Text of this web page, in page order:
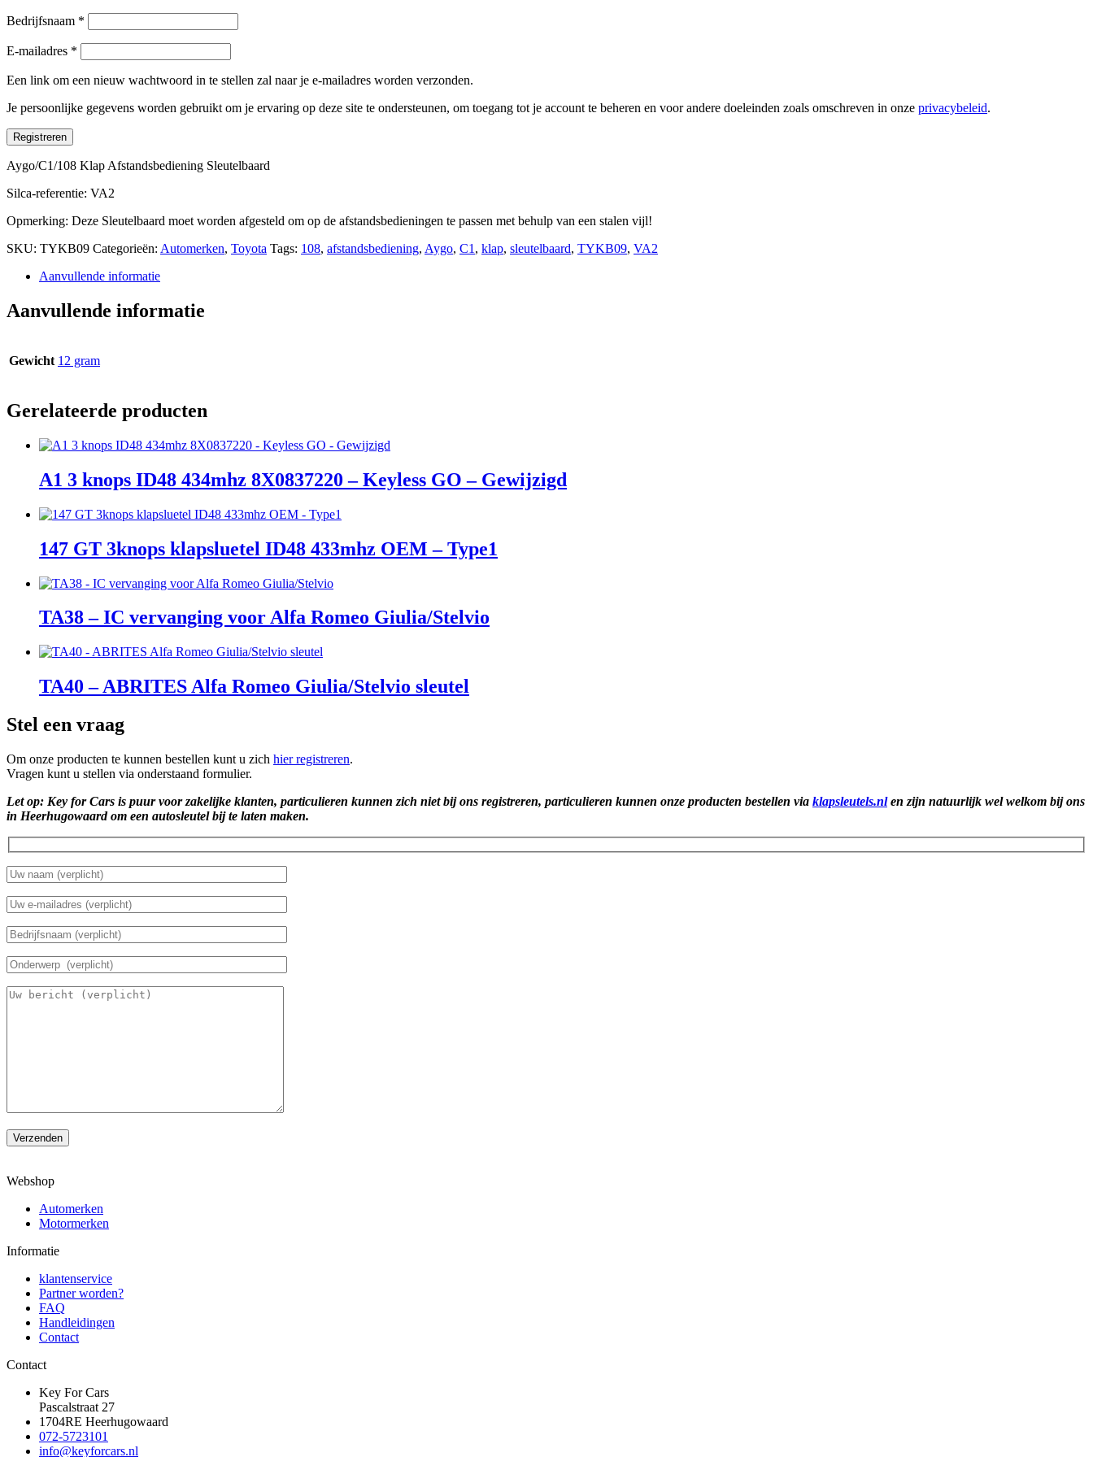
Bedrijfsnaam *
E-mailadres *
Een link om een nieuw wachtwoord in te stellen zal naar je e-mailadres worden verzonden.
Je persoonlijke gegevens worden gebruikt om je ervaring op deze site te ondersteunen, om toegang tot je account te beheren en voor andere doeleinden zoals omschreven in onze privacybeleid.
Registreren
Aygo/C1/108 Klap Afstandsbediening Sleutelbaard
Silca-referentie: VA2
Opmerking: Deze Sleutelbaard moet worden afgesteld om op de afstandsbedieningen te passen met behulp van een stalen vijl!
SKU: TYKB09 Categorieën: Automerken, Toyota Tags: 108, afstandsbediening, Aygo, C1 , klap, sleutelbaard, TYKB09, VA2
Aanvullende informatie
Aanvullende informatie
Gewicht 12 gram
Gerelateerde producten
A1 3 knops ID48 434mhz 8X0837220 – Keyless GO – Gewijzigd
147 GT 3knops klapsluetel ID48 433mhz OEM – Type1
TA38 – IC vervanging voor Alfa Romeo Giulia/Stelvio
TA40 – ABRITES Alfa Romeo Giulia/Stelvio sleutel
Stel een vraag
Om onze producten te kunnen bestellen kunt u zich hier registreren.
Vragen kunt u stellen via onderstaand formulier.
Let op: Key for Cars is puur voor zakelijke klanten, particulieren kunnen zich niet bij ons registreren, particulieren kunnen onze producten bestellen via klapsleutels.nlen zijn natuurlijk wel welkom bij ons
in Heerhugowaard om een autosleutel bij te laten maken.
Verzenden
Webshop
Automerken
Motormerken
Informatie
klantenservice
Partner worden?
FAQ
Handleidingen
Contact
Contact
Key For Cars
Pascalstraat 27
1704RE Heerhugowaard
072-5723101
info@keyforcars.nl